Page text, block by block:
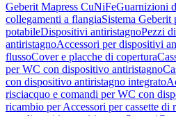
Geberit Mapress CuNiFeGuarnizioni
collegamenti a flangiaSistema Geberit
potabileDispositivi antiristagnoPezzi
antiristagnoAccessori per dispositivi
flussoCover e placche di copertura
per WC con dispositivo antiristagno
con dispositivo antiristagno integrato
risciacquo e comandi per WC con
ricambio per Accessori per cassette